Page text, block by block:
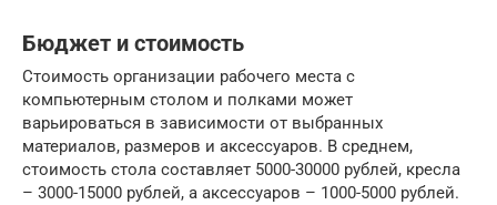
Бюджет и стоимость
Стоимость организации рабочего места с
компьютерным столом и полками может
варьироваться в зависимости от выбранных
материалов, размеров и аксессуаров. В среднем,
стоимость стола составляет 5000-30000 рублей, кресла
– 3000-15000 рублей, а аксессуаров – 1000-5000 рублей.